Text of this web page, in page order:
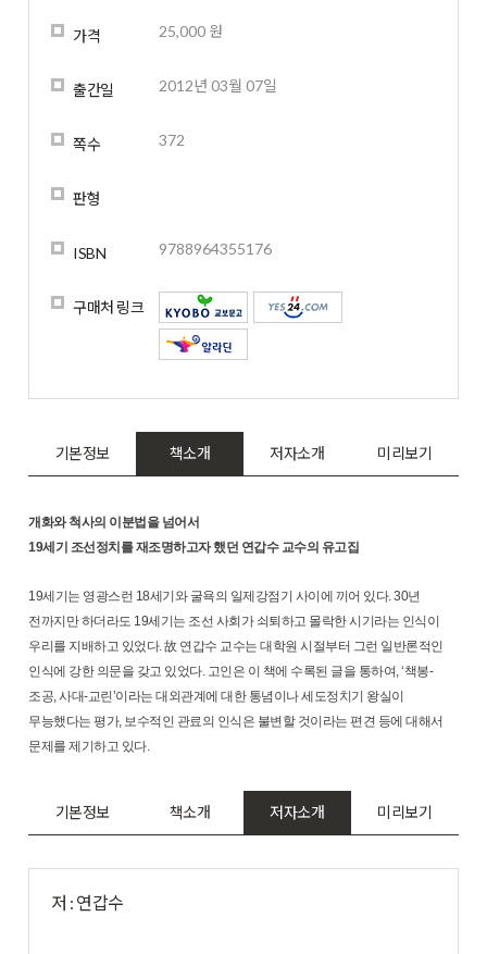
가격 25,000 원
출간일 2012년 03월 07일
쪽수 372
판형
ISBN 9788964355176
구매처 링크
기본정보 책소개 저자소개 미리보기
개화와 척사의 이분법을 넘어서
19세기 조선정치를 재조명하고자 했던 연갑수 교수의 유고집
19세기는 영광스런 18세기와 굴욕의 일제강점기 사이에 끼어 있다. 30년
전까지만 하더라도 19세기는 조선 사회가 쇠퇴하고 몰락한 시기라는 인식이
우리를 지배하고 있었다. 故 연갑수 교수는 대학원 시절부터 그런 일반론적인
인식에 강한 의문을 갖고 있었다. 고인은 이 책에 수록된 글을 통하여, ‘책봉-
조공, 사대-교린’이라는 대외관계에 대한 통념이나 세도정치기 왕실이
무능했다는 평가, 보수적인 관료의 인식은 불변할 것이라는 편견 등에 대해서
문제를 제기하고 있다.
기본정보 책소개 저자소개 미리보기
저 : 연갑수